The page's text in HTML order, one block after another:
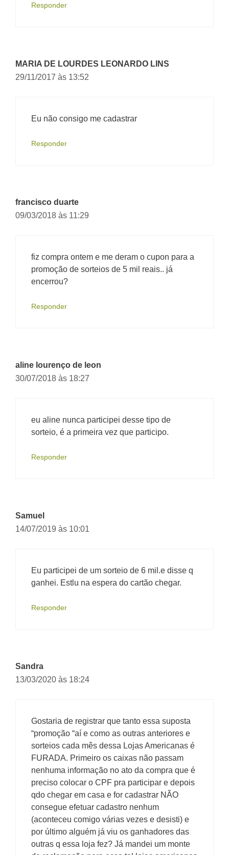
Responder
MARIA DE LOURDES LEONARDO LINS
29/11/2017 às 13:52
Eu não consigo me cadastrar
Responder
francisco duarte
09/03/2018 às 11:29
fiz compra ontem e me deram o cupon para a
promoção de sorteios de 5 mil reais.. já
encerrou?
Responder
aline lourenço de leon
30/07/2018 às 18:27
eu aline nunca participei desse tipo de
sorteio, é a primeira vez que participo.
Responder
Samuel
14/07/2019 às 10:01
Eu participei de um sorteio de 6 mil.e disse q
ganhei. Estlu na espera do cartão chegar.
Responder
Sandra
13/03/2020 às 18:24
Gostaria de registrar que tanto essa suposta
“promoção “aí e como as outras anteriores e
sorteios cada mês dessa Lojas Americanas é
FURADA. Primeiro os caixas não passam
nenhuma informação no ato da compra que é
preciso colocar o CPF pra participar e depois
qdo chegar em casa e for cadastrar NÃO
consegue efetuar cadastro nenhum
(aconteceu comigo várias vezes e desisti) e
por último alguém já viu os ganhadores das
outras q essa loja fez? Já mandei um monte